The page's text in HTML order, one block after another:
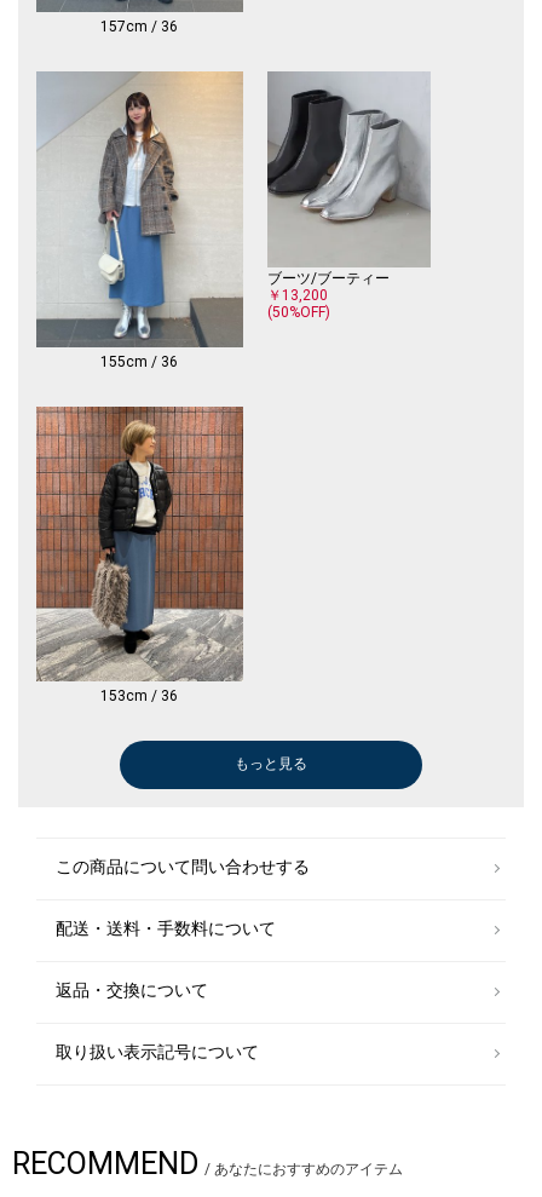
生地の厚み：中間
伸縮性：やや有
透け感：無
光沢感：無
水洗い：可
-------------------------------------
※撮影環境により商品の色味が異なって見える場合がございます。商品の
お色味は、物撮り画像をご参考にしてください。
※末永く愛用頂く為に、アテンションタグを必ずご確認の上、着用又はお
取り扱いください。
実際の商品と仕様、加工、サイズが若干異なる場合がございます。
157cm / 36
155cm / 36
ブーツ/ブーティー
￥13,200
(50%OFF)
153cm / 36
ネックレス
ボストンバッグ
ハンドバッグ
ニット/セーター
スリッポン/ローファー
ニット/セーター
ショルダーバッグ
ブラウス
ボストンバッグ
ショルダーバッグ
パンプス
ショルダーバッグ
ショルダーバッグ
ボストンバッグ
もっと見る
この商品について問い合わせする
配送・送料・手数料について
返品・交換について
取り扱い表示記号について
RECOMMEND / あなたにおすすめのアイテム